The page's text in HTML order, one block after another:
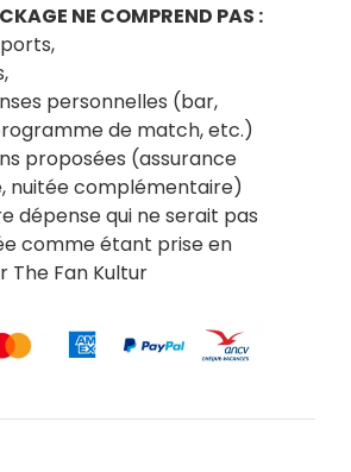
NE COMPREND PAS :
personnelles (bar,
de match, etc.)
proposées (assurance
nuitée complémentaire)
dépense qui ne serait pas
comme étant prise en
The Fan Kultur